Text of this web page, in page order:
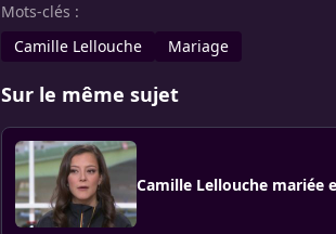
Mots-clés :
Camille Lellouche
Mariage
Sur le même sujet
Camille Lellouche mariée